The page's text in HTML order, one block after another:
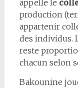
appelle le
production
appartenir
des individus.
reste
chacun selon
Bakounine